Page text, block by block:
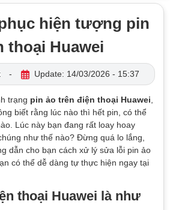
hiện tượng pin
thoại Huawei
- Update: 14/03/2026 - 15:37
trạng pin ảo trên điện thoại Huawei
biết rằng lúc nào thì hết pin, có thể
Lúc này bạn đang rất loay hoay
như thế nào? Đừng quá lo lắng,
dẫn cho bạn cách xử lý sửa lỗi pin ảo
có thể dễ dàng tự thực hiện ngay tại
thoại Huawei là như